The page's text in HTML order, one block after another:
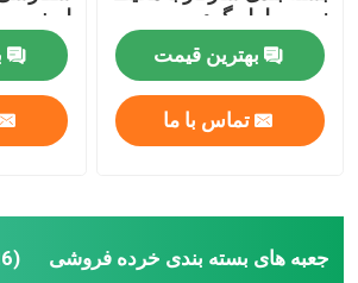
زیست لوله گرد
بهترین قیمت
تماس با ما
لمینیت
جعبه های بسته بندی خرده فروشی (26)